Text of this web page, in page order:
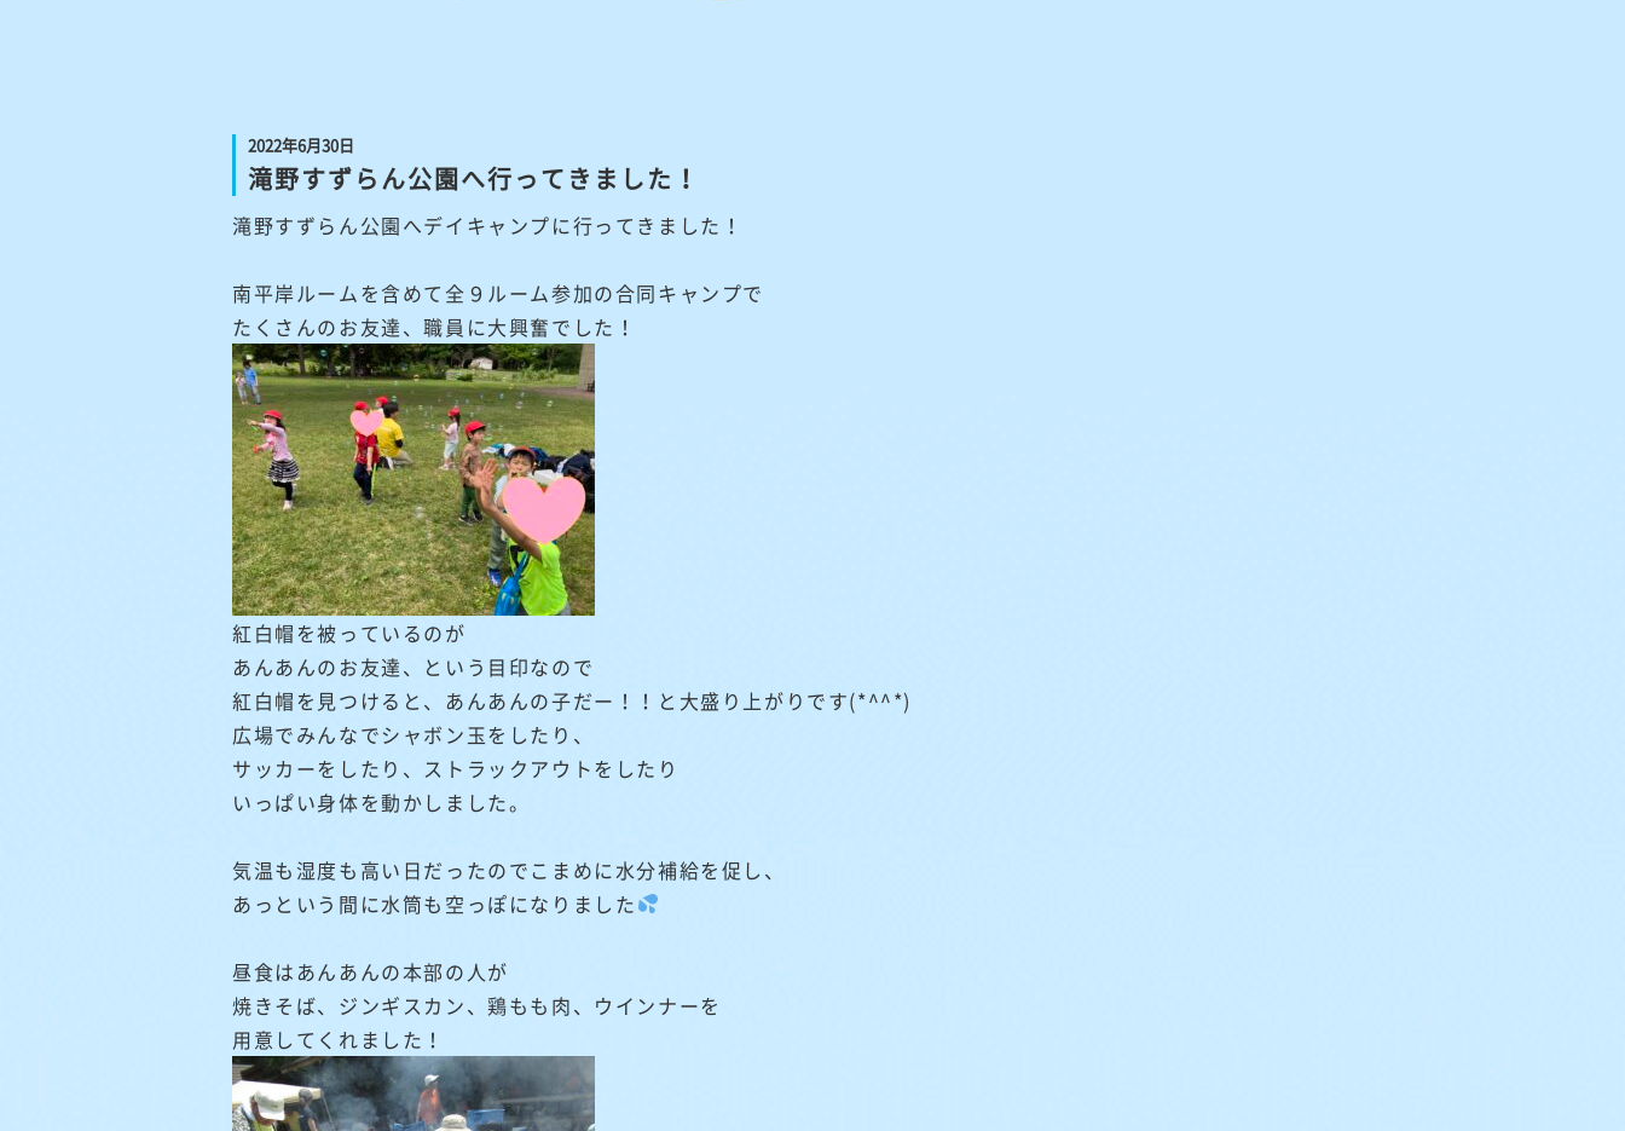
2022年6月30日
滝野すずらん公園へ行ってきました！
滝野すずらん公園へデイキャンプに行ってきました！
南平岸ルームを含めて全９ルーム参加の合同キャンプで
たくさんのお友達、職員に大興奮でした！
紅白帽を被っているのが
あんあんのお友達、という目印なので
紅白帽を見つけると、あんあんの子だー！！と大盛り上がりです(*^^*)
広場でみんなでシャボン玉をしたり、
サッカーをしたり、ストラックアウトをしたり
いっぱい身体を動かしました。
気温も湿度も高い日だったのでこまめに水分補給を促し、
あっという間に水筒も空っぽになりました
昼食はあんあんの本部の人が
焼きそば、ジンギスカン、鶏もも肉、ウインナーを
用意してくれました！